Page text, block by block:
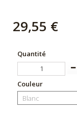
29,55 €
Quantité
Couleur